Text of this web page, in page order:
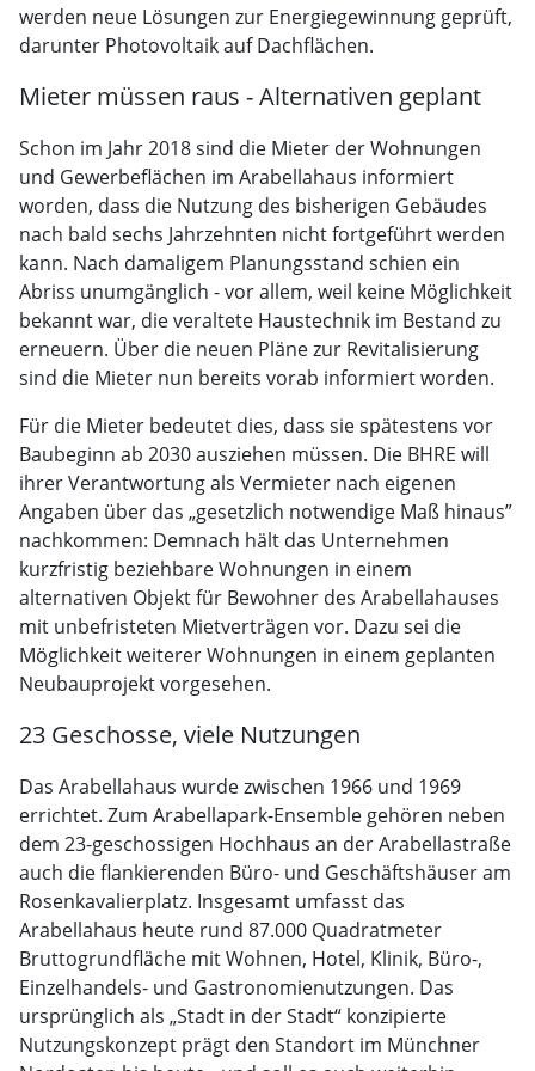
werden neue Lösungen zur Energiegewinnung geprüft,
darunter Photovoltaik auf Dachflächen.
Mieter müssen raus - Alternativen geplant
Schon im Jahr 2018 sind die Mieter der Wohnungen
und Gewerbeflächen im Arabellahaus informiert
worden, dass die Nutzung des bisherigen Gebäudes
nach bald sechs Jahrzehnten nicht fortgeführt werden
kann. Nach damaligem Planungsstand schien ein
Abriss unumgänglich - vor allem, weil keine Möglichkeit
bekannt war, die veraltete Haustechnik im Bestand zu
erneuern. Über die neuen Pläne zur Revitalisierung
sind die Mieter nun bereits vorab informiert worden.
Für die Mieter bedeutet dies, dass sie spätestens vor
Baubeginn ab 2030 ausziehen müssen. Die BHRE will
ihrer Verantwortung als Vermieter nach eigenen
Angaben über das „gesetzlich notwendige Maß hinaus”
nachkommen: Demnach hält das Unternehmen
kurzfristig beziehbare Wohnungen in einem
alternativen Objekt für Bewohner des Arabellahauses
mit unbefristeten Mietverträgen vor. Dazu sei die
Möglichkeit weiterer Wohnungen in einem geplanten
Neubauprojekt vorgesehen.
23 Geschosse, viele Nutzungen
Das Arabellahaus wurde zwischen 1966 und 1969
errichtet. Zum Arabellapark-Ensemble gehören neben
dem 23-geschossigen Hochhaus an der Arabellastraße
auch die flankierenden Büro- und Geschäftshäuser am
Rosenkavalierplatz. Insgesamt umfasst das
Arabellahaus heute rund 87.000 Quadratmeter
Bruttogrundfläche mit Wohnen, Hotel, Klinik, Büro-,
Einzelhandels- und Gastronomienutzungen. Das
ursprünglich als „Stadt in der Stadt“ konzipierte
Nutzungskonzept prägt den Standort im Münchner